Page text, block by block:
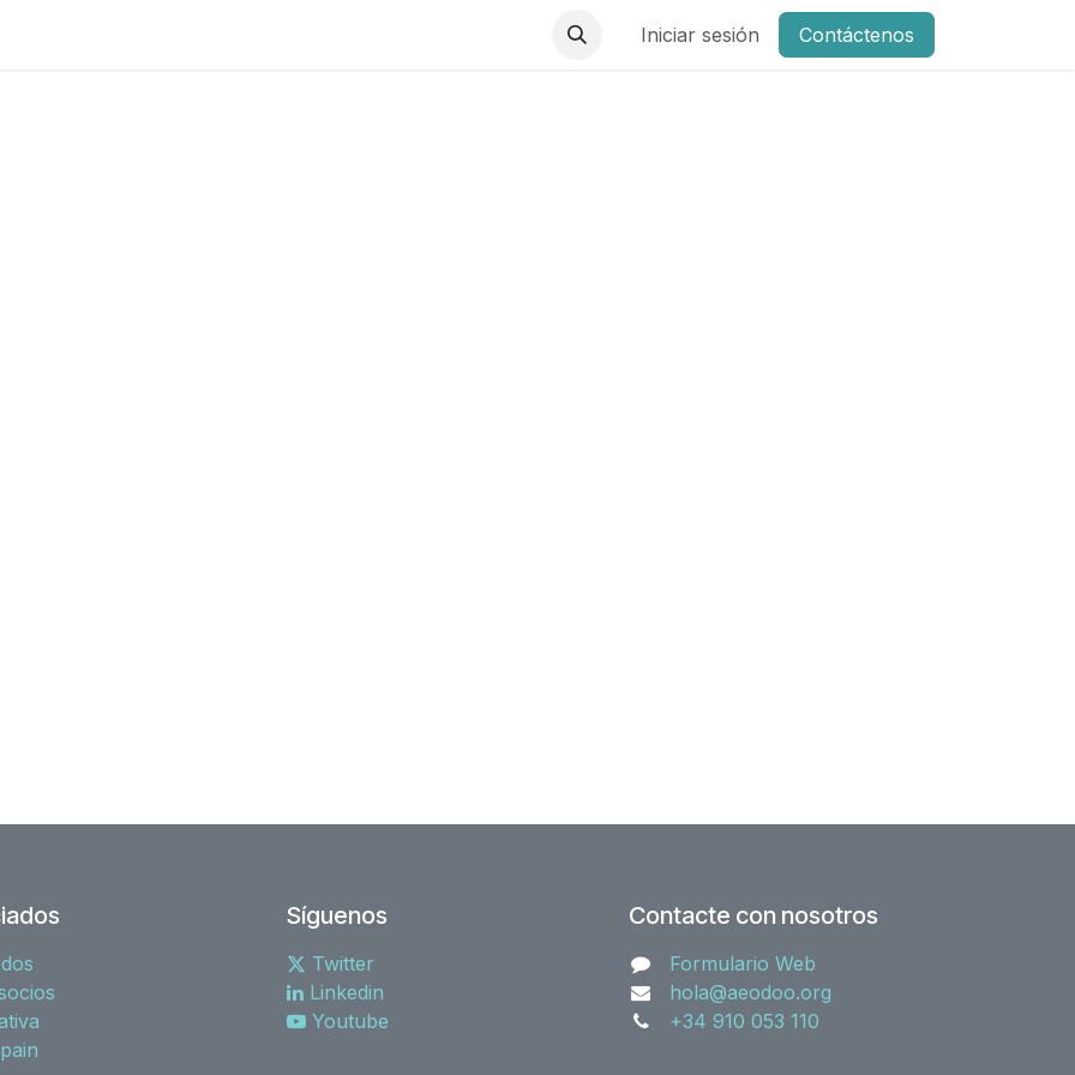
Iniciar sesión Contáctenos
Síguenos
Twitter
Linkedin
Youtube
Contacte con nosotros
Formulario Web
hola@aeodoo.org
+34 910 053 110